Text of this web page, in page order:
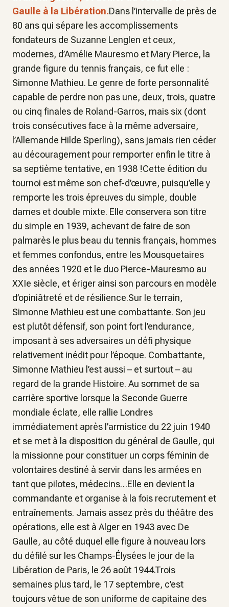
Gaulle à la Libération.Dans l’intervalle de près de
80 ans qui sépare les accomplissements
fondateurs de Suzanne Lenglen et ceux,
modernes, d’Amélie Mauresmo et Mary Pierce, la
grande figure du tennis français, ce fut elle :
Simonne Mathieu. Le genre de forte personnalité
capable de perdre non pas une, deux, trois, quatre
ou cinq finales de Roland-Garros, mais six (dont
trois consécutives face à la même adversaire,
l’Allemande Hilde Sperling), sans jamais rien céder
au découragement pour remporter enfin le titre à
sa septième tentative, en 1938 !Cette édition du
tournoi est même son chef-d’œuvre, puisqu’elle y
remporte les trois épreuves du simple, double
dames et double mixte. Elle conservera son titre
du simple en 1939, achevant de faire de son
palmarès le plus beau du tennis français, hommes
et femmes confondus, entre les Mousquetaires
des années 1920 et le duo Pierce-Mauresmo au
XXIe siècle, et ériger ainsi son parcours en modèle
d’opiniâtreté et de résilience.Sur le terrain,
Simonne Mathieu est une combattante. Son jeu
est plutôt défensif, son point fort l’endurance,
imposant à ses adversaires un défi physique
relativement inédit pour l’époque. Combattante,
Simonne Mathieu l’est aussi – et surtout – au
regard de la grande Histoire. Au sommet de sa
carrière sportive lorsque la Seconde Guerre
mondiale éclate, elle rallie Londres
immédiatement après l’armistice du 22 juin 1940
et se met à la disposition du général de Gaulle, qui
la missionne pour constituer un corps féminin de
volontaires destiné à servir dans les armées en
tant que pilotes, médecins…Elle en devient la
commandante et organise à la fois recrutement et
entraînements. Jamais assez près du théâtre des
opérations, elle est à Alger en 1943 avec De
Gaulle, au côté duquel elle figure à nouveau lors
du défilé sur les Champs-Élysées le jour de la
Libération de Paris, le 26 août 1944.Trois
semaines plus tard, le 17 septembre, c’est
toujours vêtue de son uniforme de capitaine des